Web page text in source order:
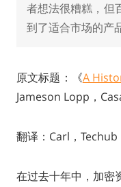
者想法很糟糕，但
到了适合市场的产品
原文标题：《A
Jameson Lopp，
翻译：Carl，Techub
在过去十年中，加密